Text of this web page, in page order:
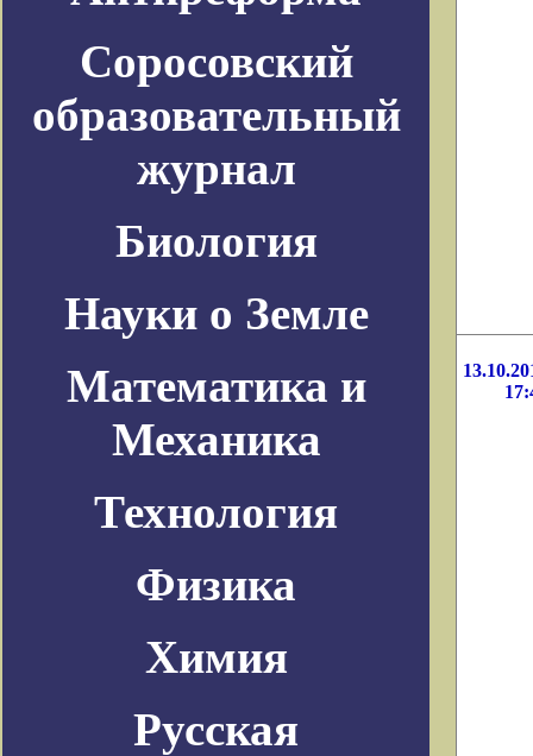
Соросовский
образовательный
журнал
Биология
Науки о Земле
Математика и
Механика
Технология
Физика
Химия
Русская